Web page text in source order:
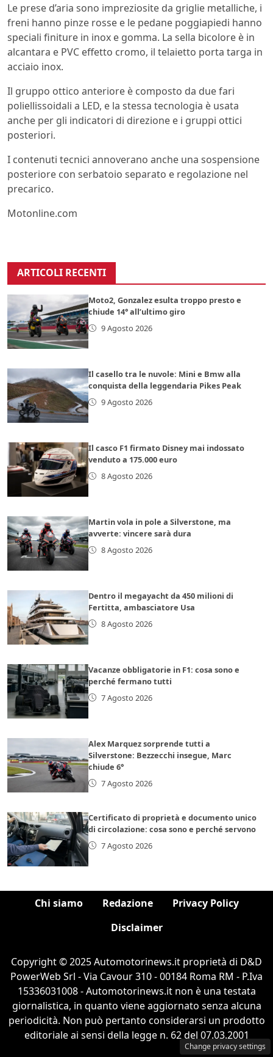
Le prese d’aria sono impreziosite da griglie metalliche, i
freni hanno pinze rosse e le pedane poggiapiedi hanno
speciali finiture in inox e gomma. La sella bicolore è in
alcantara e PVC effetto cromo, il telaietto porta targa in
acciaio inox.
Il gruppo ottico anteriore è composto da due fari
poliellissoidali a LED, e la stessa tecnologia è usata
anche per gli indicatori di direzione e i gruppi ottici
posteriori.
I contenuti tecnici annoverano anche una sospensione
posteriore con serbatoio separato e regolazione nel
precarico.
Motonline.com
ARTICOLI RECENTI
Moto2, Gonzalez esulta troppo presto e
chiude 14° all’ultimo giro
9 Agosto 2026
Il casello tra le nuvole: Mini e Bmw alla
conquista della leggendaria Pikes Peak
9 Agosto 2026
Il casco F1 firmato Disney mai indossato
venduto a 175.000 euro
8 Agosto 2026
Martin vola in pole a Silverstone, ma
avverte: vincere sarà dura
8 Agosto 2026
Dentro il megayacht da 450 milioni di
Fertitta, ambasciatore Usa
8 Agosto 2026
Vacanze obbligatorie in F1: cosa sono e
perché fermano tutti
7 Agosto 2026
Alex Marquez sorprende tutti a
Silverstone: Bezzecchi insegue, Marc
chiude 6°
7 Agosto 2026
Certificato di proprietà e documento unico
di circolazione: cosa sono e perché servono
7 Agosto 2026
Chi siamo Redazione
Privacy Policy
Disclaimer
Copyright © 2025 Automotorinews.it proprietà di D&D
PowerWeb Srl - Via Cavour 310 - 00184 Roma RM - P.Iva
15336031008 - Automotorinews.it non è una testata
giornalistica, in quanto viene aggiornato senza alcuna
periodicità. Non può pertanto considerarsi un prodotto
editoriale ai sensi della legge n. 62 del 07.03.2001
Change privacy settings